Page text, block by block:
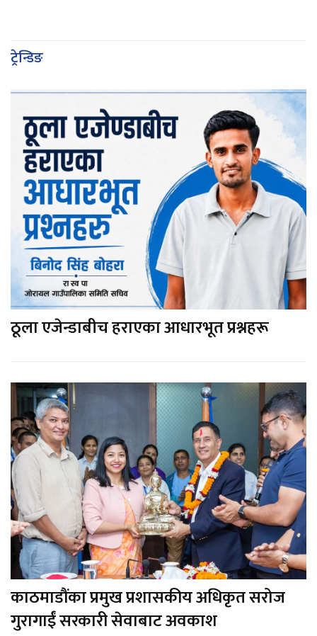
ट्रेन्डिङ
ठूला एजेन्डाबीच हराएका आधारभूत प्रश्नहरू
काठमाडौंका प्रमुख प्रशासकीय अधिकृत सरोज
गुरागाईं सरकारी सेवाबाट अवकाश